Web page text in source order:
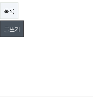
목록
글쓰기